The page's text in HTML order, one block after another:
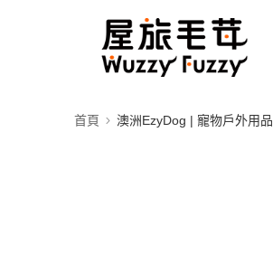
首頁 澳洲EzyDog | 寵物戶外用品